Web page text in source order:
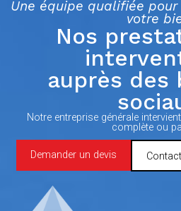
Une équipe qualifiée
votre
Nos
auprès des
Notre entreprise générale
complète ou
Demander un devis